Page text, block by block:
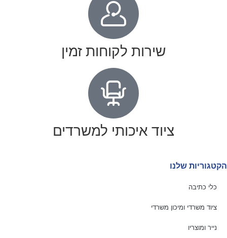
שירות לקוחות זמין
ציוד איכותי למשרדים
הקטגוריות שלנו
כלי כתיבה
ציוד משרדי ומיכון משרדי
נייר ומוצריו